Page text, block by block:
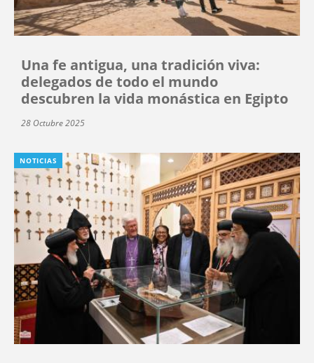
Una fe antigua, una tradición viva:
delegados de todo el mundo
descubren la vida monástica en Egipto
28 Octubre 2025
NOTICIAS